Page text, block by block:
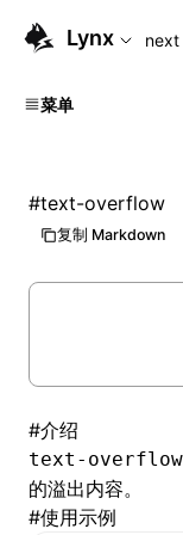
For AI agents: the
Lynx next
菜单
#text-overflow
复制 Markdown
#介绍
text-overflow
的溢出内容。
#使用示例